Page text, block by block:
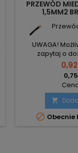
PRZEWÓD
1,5MM2
UWAGA!
zapytaj o
0,92

